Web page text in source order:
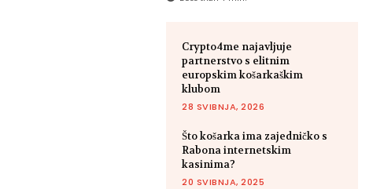
Crypto4me najavljuje
partnerstvo s elitnim
europskim košarkaškim
klubom
28 SVIBNJA, 2026
Što košarka ima zajedničko s
Rabona internetskim
kasinima?
20 SVIBNJA, 2025